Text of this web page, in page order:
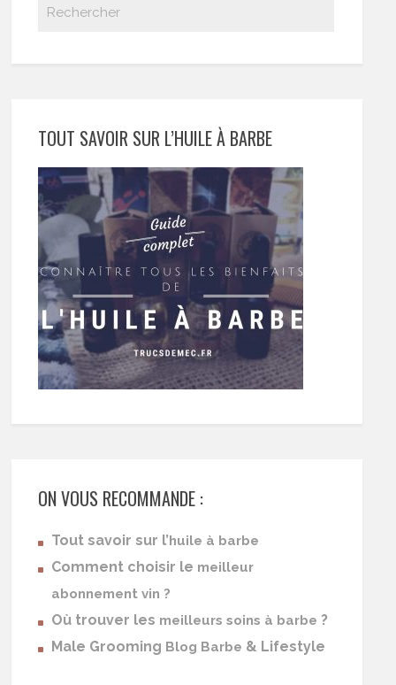
TOUT SAVOIR SUR L’HUILE À BARBE
ON VOUS RECOMMANDE :
Tout savoir sur l’huile à barbe
Comment choisir le meilleur
abonnement vin ?
Où trouver les meilleurs soins à barbe ?
Male Grooming Blog Barbe & Lifestyle